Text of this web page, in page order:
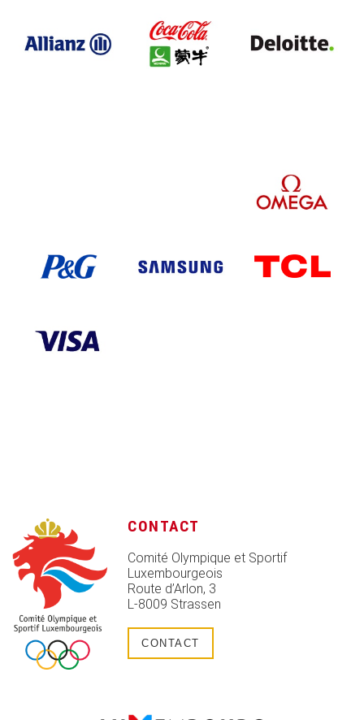
CONTACT
Comité Olympique et Sportif
Luxembourgeois
Route d’Arlon, 3
L-8009 Strassen
CONTACT